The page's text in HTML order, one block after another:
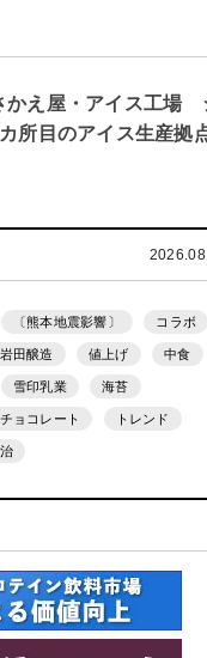
かえ屋・アイス工場
所目のアイス生産拠
〔熊本地震影響〕 コラボ
岩田醸造 値上げ 中食
雪印乳業 海苔
チョコレート トレンド